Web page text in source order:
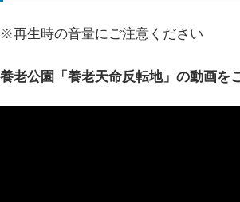
※再生時の音量にご注意ください
養老公園「養老天命反転地」の動画を